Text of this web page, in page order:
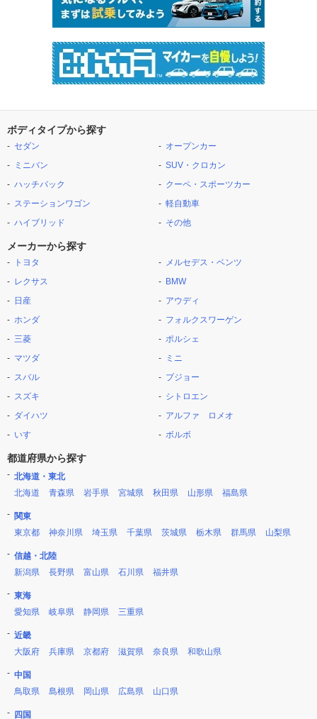
ボディタイプから探す
セダン
ミニバン
ハッチバック
ステーションワゴン
ハイブリッド
オープンカー
SUV・クロカン
クーペ・スポーツカー
軽自動車
その他
メーカーから探す
トヨタ
レクサス
日産
ホンダ
三菱
マツダ
スバル
スズキ
ダイハツ
いすゞ
メルセデス・ベンツ
BMW
アウディ
フォルクスワーゲン
ポルシェ
ミニ
プジョー
シトロエン
アルファ ロメオ
ボルボ
都道府県から探す
北海道・東北
北海道
青森県 岩手県 宮城県 秋田県 山形県 福島県
関東
東京都
神奈川県 埼玉県 千葉県 茨城県 栃木県 群馬県 山梨県
信越・北陸
新潟県
長野県 富山県 石川県 福井県
東海
愛知県
岐阜県 静岡県 三重県
近畿
大阪府
兵庫県 京都府 滋賀県 奈良県 和歌山県
中国
鳥取県
島根県 岡山県 広島県 山口県
四国